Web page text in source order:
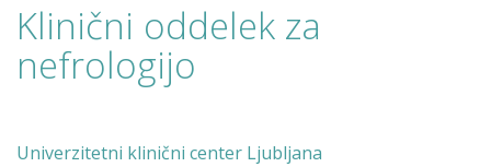
Klinični oddelek za
nefrologijo
Univerzitetni klinični center Ljubljana